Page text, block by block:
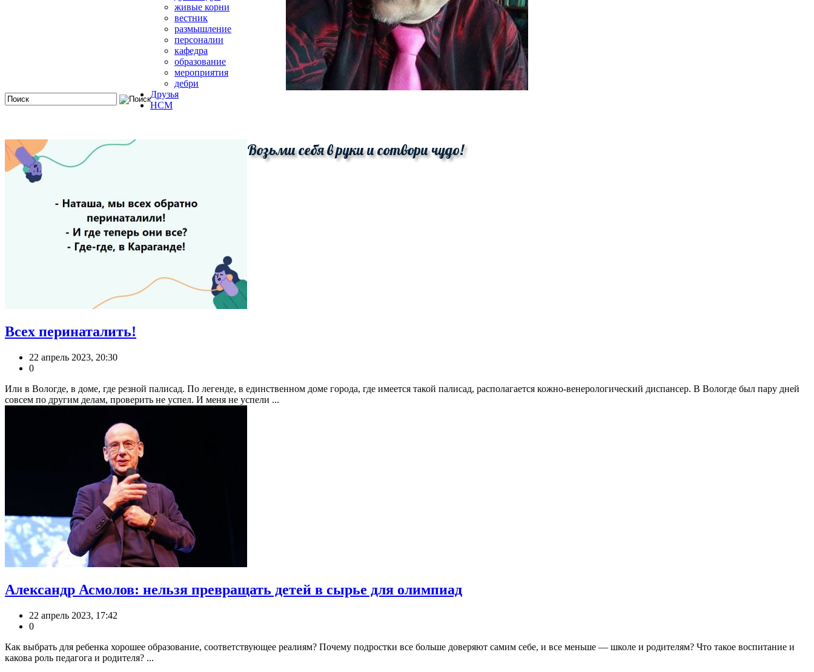
Возьми себя в руки и сотвори чудо!
живые корни
вестник
размышление
персоналии
кафедра
образование
мероприятия
дебри
Друзья
HCM
Всех перинаталить!
22 апрель 2023, 20:30
0
Или в Вологде, в доме, где резной палисад. По легенде, в единственном доме города, где имеется такой палисад, располагается кожно-венерологический диспансер. В Вологде был пару дней
совсем по другим делам, проверить не успел. И меня не успели ...
Александр Асмолов: нельзя превращать детей в сырье для олимпиад
22 апрель 2023, 17:42
0
Как выбрать для ребенка хорошее образование, соответствующее реалиям? Почему подростки все больше доверяют самим себе, и все меньше — школе и родителям? Что такое воспитание и
какова роль педагога и родителя? ...